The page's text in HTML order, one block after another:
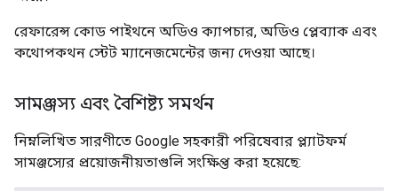
রেফারেন্স কোড পাইথনে অডিও ক্যাপচার, অডিও প্লেব্যাক এবং
কথোপকথন স্টেট ম্যানেজমেন্টের জন্য দেওয়া আছে।
সামঞ্জস্য এবং বৈশিষ্ট্য সমর্থন
নিম্নলিখিত সারণীতে Google সহকারী পরিষেবার প্ল্যাটফর্ম
সামঞ্জস্যের প্রয়োজনীয়তাগুলি সংক্ষিপ্ত করা হয়েছে: